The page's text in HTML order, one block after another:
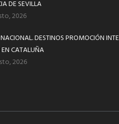
DE SEVILLA
2026
DESTINOS PROMOCIÓN
CATALUÑA
2026